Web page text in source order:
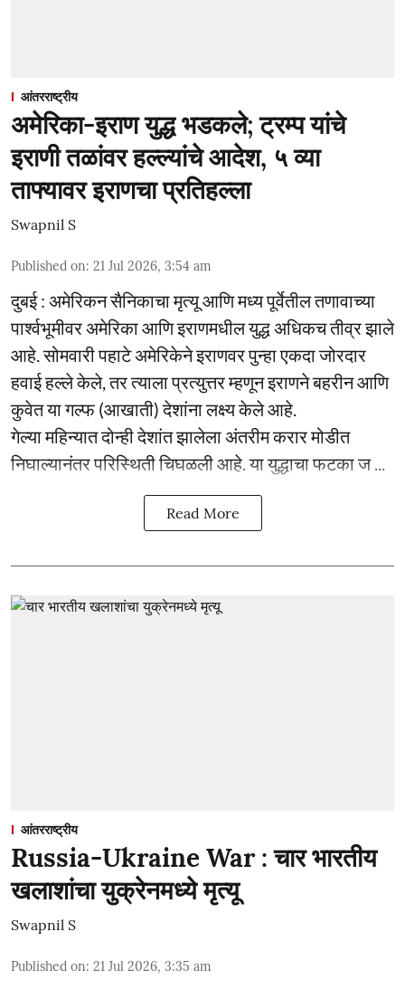
आंतरराष्ट्रीय
अमेरिका-इराण युद्ध भडकले; ट्रम्प यांचे
इराणी तळांवर हल्ल्यांचे आदेश, ५ व्या
ताफ्यावर इराणचा प्रतिहल्ला
Swapnil S
Published on: 21 Jul 2026, 3:54 am
दुबई : अमेरिकन सैनिकाचा मृत्यू आणि मध्य पूर्वेतील तणावाच्या
पार्श्वभूमीवर अमेरिका आणि इराणमधील युद्ध अधिकच तीव्र झाले
आहे. सोमवारी पहाटे अमेरिकेने इराणवर पुन्हा एकदा जोरदार
हवाई हल्ले केले, तर त्याला प्रत्युत्तर म्हणून इराणने बहरीन आणि
कुवेत या गल्फ (आखाती) देशांना लक्ष्य केले आहे.
गेल्या महिन्यात दोन्ही देशांत झालेला अंतरीम करार मोडीत
निघाल्यानंतर परिस्थिती चिघळली आहे. या युद्धाचा फटका ज ...
Read More
आंतरराष्ट्रीय
Russia-Ukraine War : चार भारतीय
खलाशांचा युक्रेनमध्ये मृत्यू
Swapnil S
Published on: 21 Jul 2026, 3:35 am